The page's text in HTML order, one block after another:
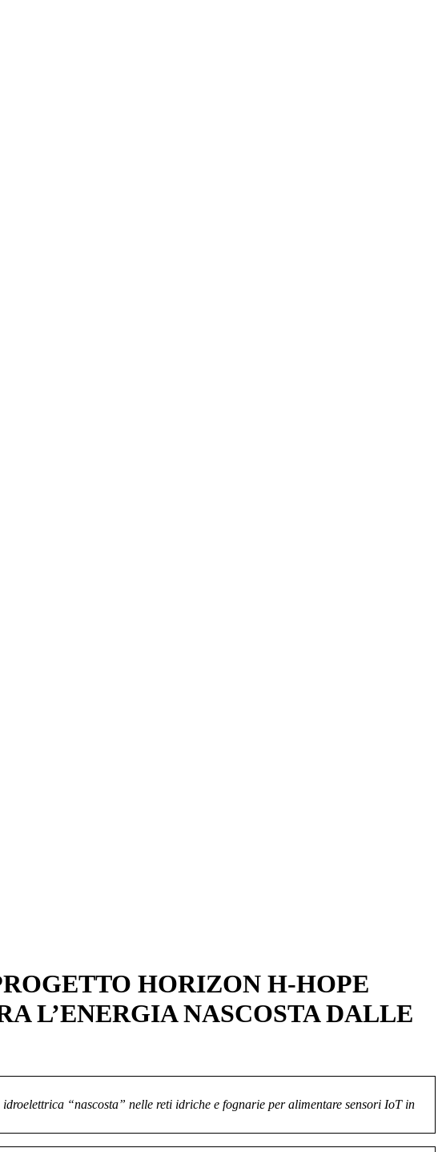
HORIZON H-HOPE
L’ENERGIA NASCOSTA DALLE
“nascosta” nelle reti idriche e fognarie per alimentare sensori IoT in